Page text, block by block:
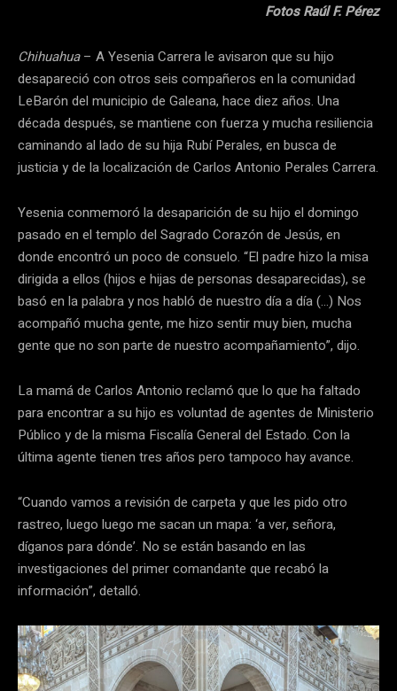
Fotos Raúl F. Pérez
Chihuahua– A Yesenia Carrera le avisaron que su hijo
desapareció con otros seis compañeros en la comunidad
LeBarón del municipio de Galeana, hace diez años. Una
década después, se mantiene con fuerza y mucha resiliencia
caminando al lado de su hija Rubí Perales, en busca de
justicia y de la localización de Carlos Antonio Perales Carrera.
Yesenia conmemoró la desaparición de su hijo el domingo
pasado en el templo del Sagrado Corazón de Jesús, en
donde encontró un poco de consuelo. “El padre hizo la misa
dirigida a ellos (hijos e hijas de personas desaparecidas), se
basó en la palabra y nos habló de nuestro día a día (…) Nos
acompañó mucha gente, me hizo sentir muy bien, mucha
gente que no son parte de nuestro acompañamiento”, dijo.
La mamá de Carlos Antonio reclamó que lo que ha faltado
para encontrar a su hijo es voluntad de agentes de Ministerio
Público y de la misma Fiscalía General del Estado. Con la
última agente tienen tres años pero tampoco hay avance.
“Cuando vamos a revisión de carpeta y que les pido otro
rastreo, luego luego me sacan un mapa: ‘a ver, señora,
díganos para dónde’. No se están basando en las
investigaciones del primer comandante que recabó la
información”, detalló.